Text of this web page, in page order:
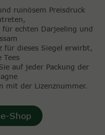
ruinösem Preisdruck
echten Darjeeling und
für dieses Siegel erwirbt,
Tees
auf jeder Packung der
mit der Lizenznummer.
Shop